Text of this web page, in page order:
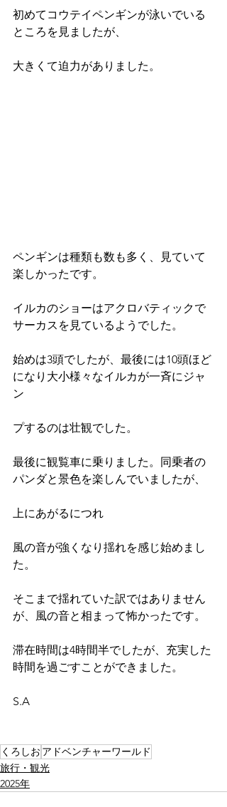
初めてコウテイペンギンが泳いでいる
ところを見ましたが、
大きくて迫力がありました。
ペンギンは種類も数も多く、見ていて
楽しかったです。
イルカのショーはアクロバティックで
サーカスを見ているようでした。
始めは3頭でしたが、最後には10頭ほど
になり大小様々なイルカが一斉にジャ
ン
プするのは壮観でした。
最後に観覧車に乗りました。同乗者の
パンダと景色を楽しんでいましたが、
上にあがるにつれ
風の音が強くなり揺れを感じ始めまし
た。
そこまで揺れていた訳ではありません
が、風の音と相まって怖かったです。
滞在時間は4時間半でしたが、充実した
時間を過ごすことができました。
S.A
くろしお アドベンチャーワールド
旅行・観光
2025年